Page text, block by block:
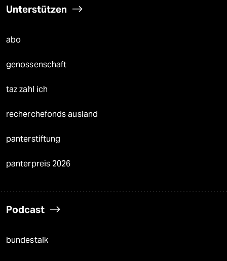
Unterstützen
abo
genossenschaft
taz zahl ich
recherchefonds ausland
panterstiftung
panterpreis 2026
Podcast
bundestalk